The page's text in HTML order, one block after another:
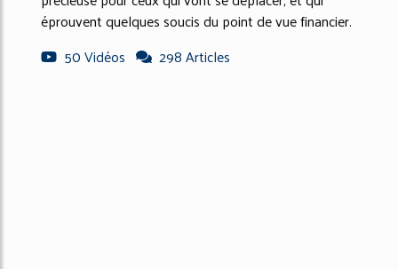
éprouvent quelques soucis du point de vue financier.
50 Vidéos
298 Articles